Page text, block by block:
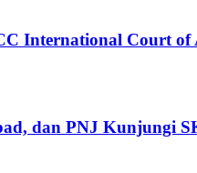
International Court
dan PNJ Kunjungi